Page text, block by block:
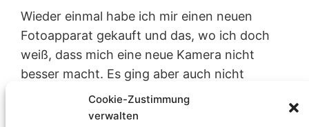
Cookie-Zustimmung
verwalten
Wieder einmal habe ich mir einen neuen
Fotoapparat gekauft und das, wo ich doch
weiß, dass mich eine neue Kamera nicht
besser macht. Es ging aber auch nicht
darum, ob ich eine neue Kamera brauchen
würde, es ging darum, sich einen